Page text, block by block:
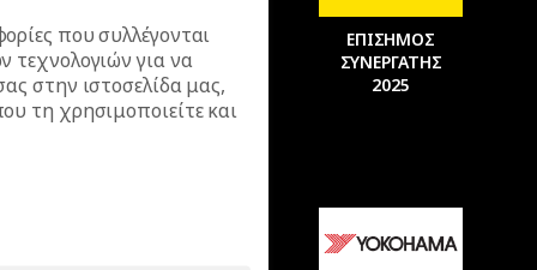
ΕΠΙΣΗΜΟΣ
ΣΥΝΕΡΓΑΤΗΣ
2025
ΕΠΙΣΗΜΟΣ
ΣΥΝΕΡΓΑΤΗΣ
2025
που συλλέγονται
τεχνολογιών για να
στην ιστοσελίδα μας,
τη χρησιμοποιείτε και